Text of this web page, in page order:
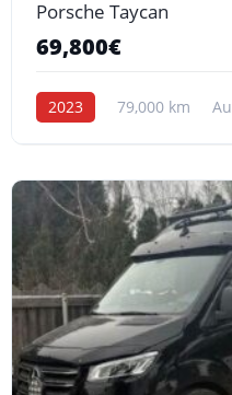
Porsche Taycan
69,800€
2023 79,000 km